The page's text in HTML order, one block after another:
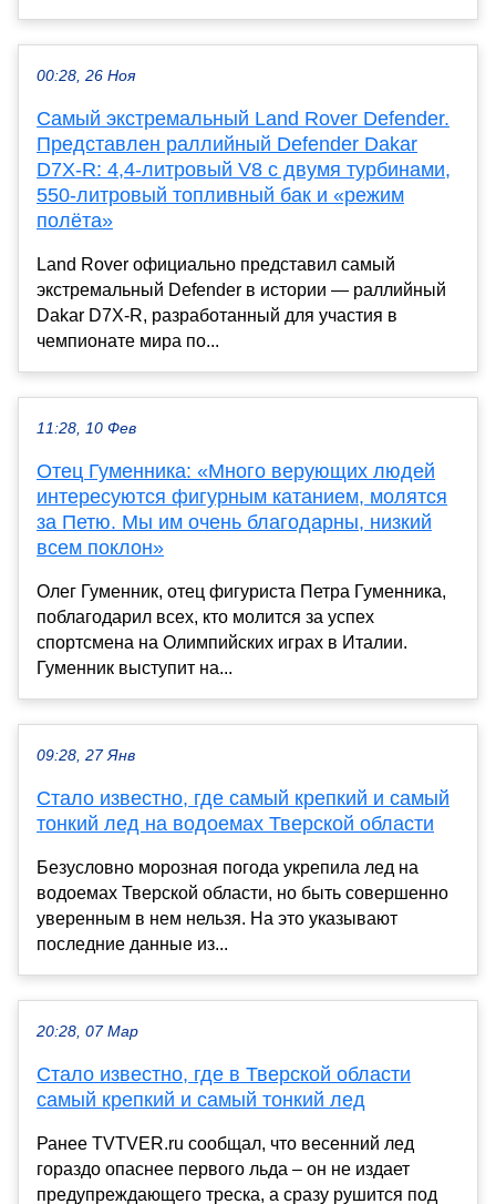
00:28, 26 Ноя
Самый экстремальный Land Rover Defender.
Представлен раллийный Defender Dakar
D7X-R: 4,4-литровый V8 с двумя турбинами,
550-литровый топливный бак и «режим
полёта»
Land Rover официально представил самый
экстремальный Defender в истории — раллийный
Dakar D7X-R, разработанный для участия в
чемпионате мира по...
11:28, 10 Фев
Отец Гуменника: «Много верующих людей
интересуются фигурным катанием, молятся
за Петю. Мы им очень благодарны, низкий
всем поклон»
Олег Гуменник, отец фигуриста Петра Гуменника,
поблагодарил всех, кто молится за успех
спортсмена на Олимпийских играх в Италии.
Гуменник выступит на...
09:28, 27 Янв
Стало известно, где самый крепкий и самый
тонкий лед на водоемах Тверской области
Безусловно морозная погода укрепила лед на
водоемах Тверской области, но быть совершенно
уверенным в нем нельзя. На это указывают
последние данные из...
20:28, 07 Мар
Стало известно, где в Тверской области
самый крепкий и самый тонкий лед
Ранее TVTVER.ru сообщал, что весенний лед
гораздо опаснее первого льда – он не издает
предупреждающего треска, а сразу рушится под